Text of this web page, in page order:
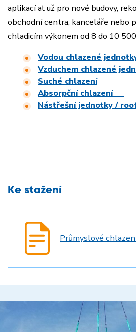
aplikací ať už pro nové budovy,
obchodní centra, kanceláře nebo
chladicím výkonem od 8 do 10
Vodou chlazené
Vzduchem chlazené
Suché chlazení
Absorpční chlazení
Nástřešní jednotky /
Ke stažení
Průmyslové